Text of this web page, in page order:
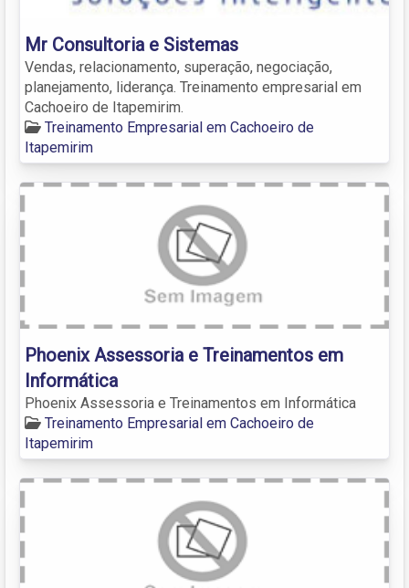
Mr Consultoria e Sistemas
Vendas, relacionamento, superação, negociação,
planejamento, liderança. Treinamento empresarial em
Cachoeiro de Itapemirim.
Treinamento Empresarial em Cachoeiro de
Itapemirim
Phoenix Assessoria e Treinamentos em
Informática
Phoenix Assessoria e Treinamentos em Informática
Treinamento Empresarial em Cachoeiro de
Itapemirim